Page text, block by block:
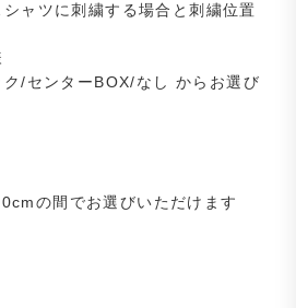
ャツに刺繍する場合と刺繍位置
/センターBOX/なし からお選び
の間でお選びいただけます